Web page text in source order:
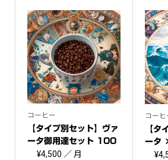
コーヒー
【タイプ別セット】ヴァ
ータ御用達セット 100
g...
¥4,500 ／ 月
コーヒ
【タ
ータ
セ...
¥